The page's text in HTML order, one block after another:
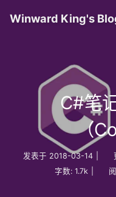
Winward King's
C#笔
（
发表于 2018-03-14
字数: 1.7k